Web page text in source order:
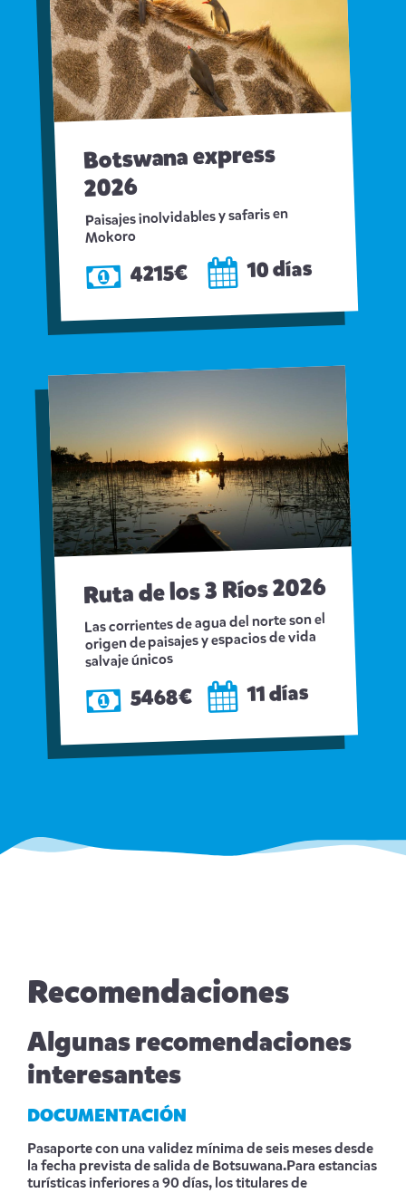
Botswana express
2026
Paisajes inolvidables y safaris en
Mokoro
4215€ 10 días
Ruta de los 3 Ríos 2026
Las corrientes de agua del norte son el
origen de paisajes y espacios de vida
salvaje únicos
5468€ 11 días
Recomendaciones
Algunas recomendaciones
interesantes
DOCUMENTACIÓN
Pasaporte con una validez mínima de seis meses desde
la fecha prevista de salida de Botsuwana.Para estancias
turísticas inferiores a 90 días, los titulares de